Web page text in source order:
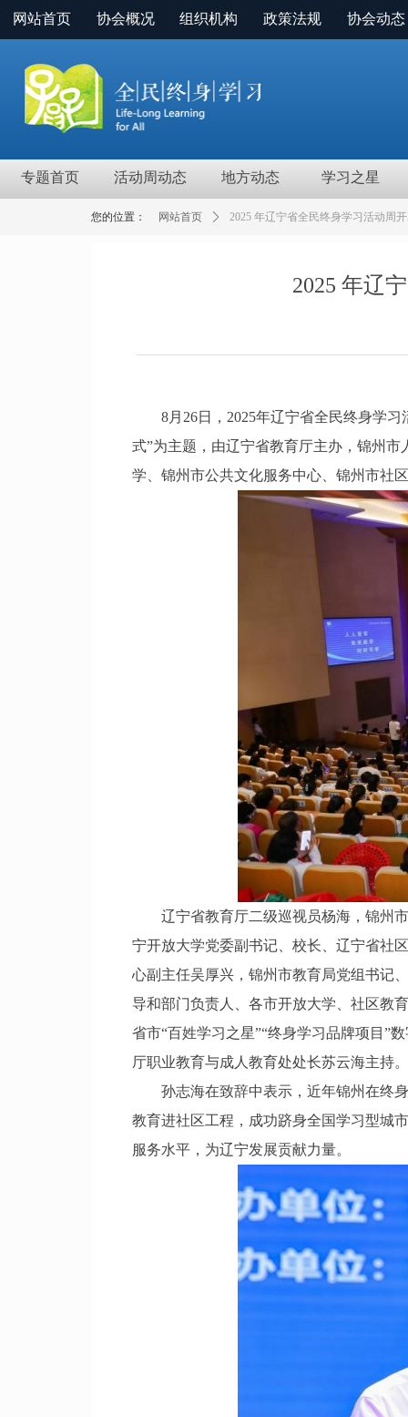
网站首页 协会概况 组织机构 政策法规 协会动态
活动周动态
专题首页 学习之星
地方动态
网站首页 ꄲ 2025 年辽宁省全民终身学习活动周
您的位置：
2025 年辽
8月26日，2025年辽宁省全民终身学习
式”为主题，由辽宁省教育厅主办，锦州
学、锦州市公共文化服务中心、锦州市社
辽宁省教育厅二级巡视员杨海，锦州市
宁开放大学党委副书记、校长、辽宁省社
心副主任吴厚兴，锦州市教育局党组书记
导和部门负责人、各市开放大学、社区教
省市“百姓学习之星”“终身学习品牌项目”
厅职业教育与成人教育处处长苏云海主持。
孙志海在致辞中表示，近年锦州在终身
教育进社区工程，成功跻身全国学习型城
服务水平，为辽宁发展贡献力量。